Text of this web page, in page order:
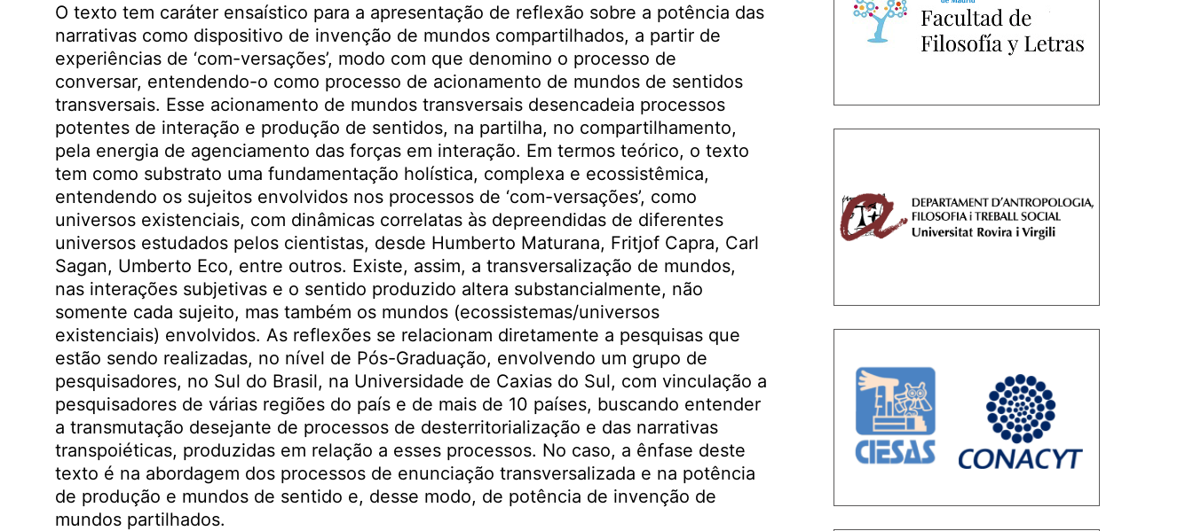
O texto tem caráter ensaístico para a apresentação de reflexão sobre a potência das
narrativas como dispositivo de invenção de mundos compartilhados, a partir de
experiências de ‘com-versações’, modo com que denomino o processo de
conversar, entendendo-o como processo de acionamento de mundos de sentidos
transversais. Esse acionamento de mundos transversais desencadeia processos
potentes de interação e produção de sentidos, na partilha, no compartilhamento,
pela energia de agenciamento das forças em interação. Em termos teórico, o texto
tem como substrato uma fundamentação holística, complexa e ecossistêmica,
entendendo os sujeitos envolvidos nos processos de ‘com-versações’, como
universos existenciais, com dinâmicas correlatas às depreendidas de diferentes
universos estudados pelos cientistas, desde Humberto Maturana, Fritjof Capra, Carl
Sagan, Umberto Eco, entre outros. Existe, assim, a transversalização de mundos,
nas interações subjetivas e o sentido produzido altera substancialmente, não
somente cada sujeito, mas também os mundos (ecossistemas/universos
existenciais) envolvidos. As reflexões se relacionam diretamente a pesquisas que
estão sendo realizadas, no nível de Pós-Graduação, envolvendo um grupo de
pesquisadores, no Sul do Brasil, na Universidade de Caxias do Sul, com vinculação a
pesquisadores de várias regiões do país e de mais de 10 países, buscando entender
a transmutação desejante de processos de desterritorialização e das narrativas
transpoiéticas, produzidas em relação a esses processos. No caso, a ênfase deste
texto é na abordagem dos processos de enunciação transversalizada e na potência
de produção e mundos de sentido e, desse modo, de potência de invenção de
mundos partilhados.